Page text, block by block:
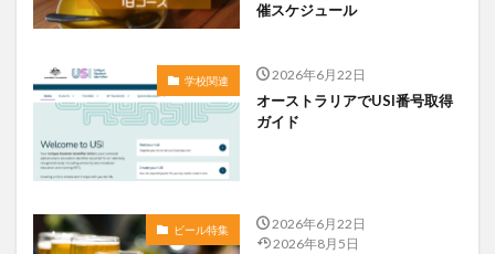
催スケジュール
学校関連 2026年6月22日
オーストラリアでUSI番号取得
ガイド
ビール特集
2026年6月22日
2026年8月5日